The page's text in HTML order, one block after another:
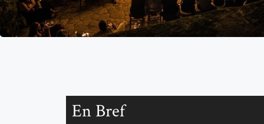
En Bref